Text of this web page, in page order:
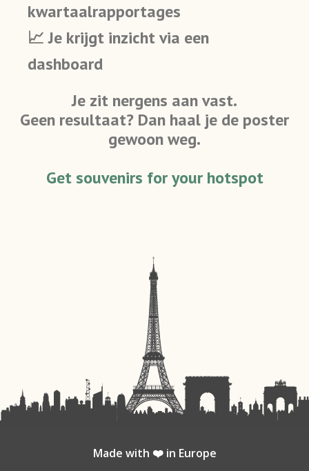
kwartaalrapportages
📈 Je krijgt inzicht via een
dashboard
Je zit nergens aan vast.
Geen resultaat? Dan haal je de poster
gewoon weg.
Get souvenirs for your hotspot
Made with ❤️ in Europe